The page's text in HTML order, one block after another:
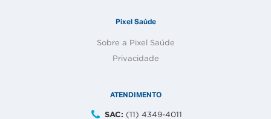
Pixel Saúde
Sobre a Pixel Saúde
Privacidade
ATENDIMENTO
SAC: (11) 4349-4011